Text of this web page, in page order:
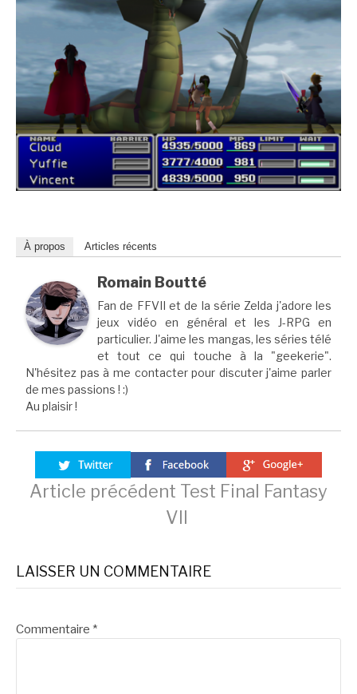
À propos Articles récents
Romain Boutté
Fan de FFVII et de la série Zelda j'adore les
jeux vidéo en général et les J-RPG en
particulier. J'aime les mangas, les séries télé
et tout ce qui touche à la "geekerie".
N'hésitez pas à me contacter pour discuter j'aime parler
de mes passions ! :)
Au plaisir !
Lire
la
suite
Article précédent Test Final Fantasy
VII
LAISSER UN COMMENTAIRE
Commentaire *